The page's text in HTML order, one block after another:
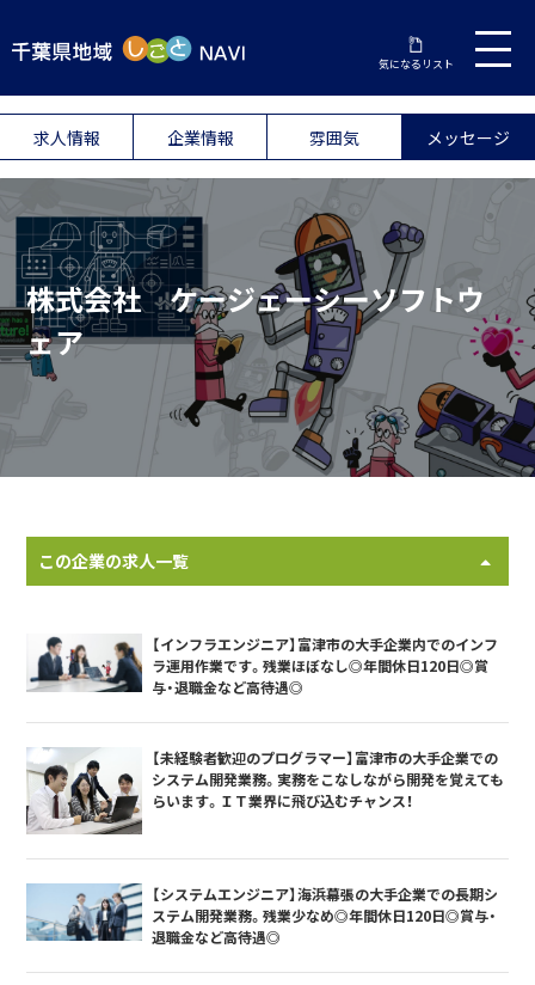
気になるリスト
求人情報 企業情報 雰囲気 メッセージ
株式会社 ケージェーシーソフトウ
ェア
この企業の求人一覧
【インフラエンジニア】富津市の大手企業内でのインフ
ラ運用作業です。残業ほぼなし◎年間休日120日◎賞
与・退職金など高待遇◎
【未経験者歓迎のプログラマー】富津市の大手企業での
システム開発業務。実務をこなしながら開発を覚えても
らいます。ＩＴ業界に飛び込むチャンス！
【システムエンジニア】海浜幕張の大手企業での長期シ
ステム開発業務。残業少なめ◎年間休日120日◎賞与・
退職金など高待遇◎